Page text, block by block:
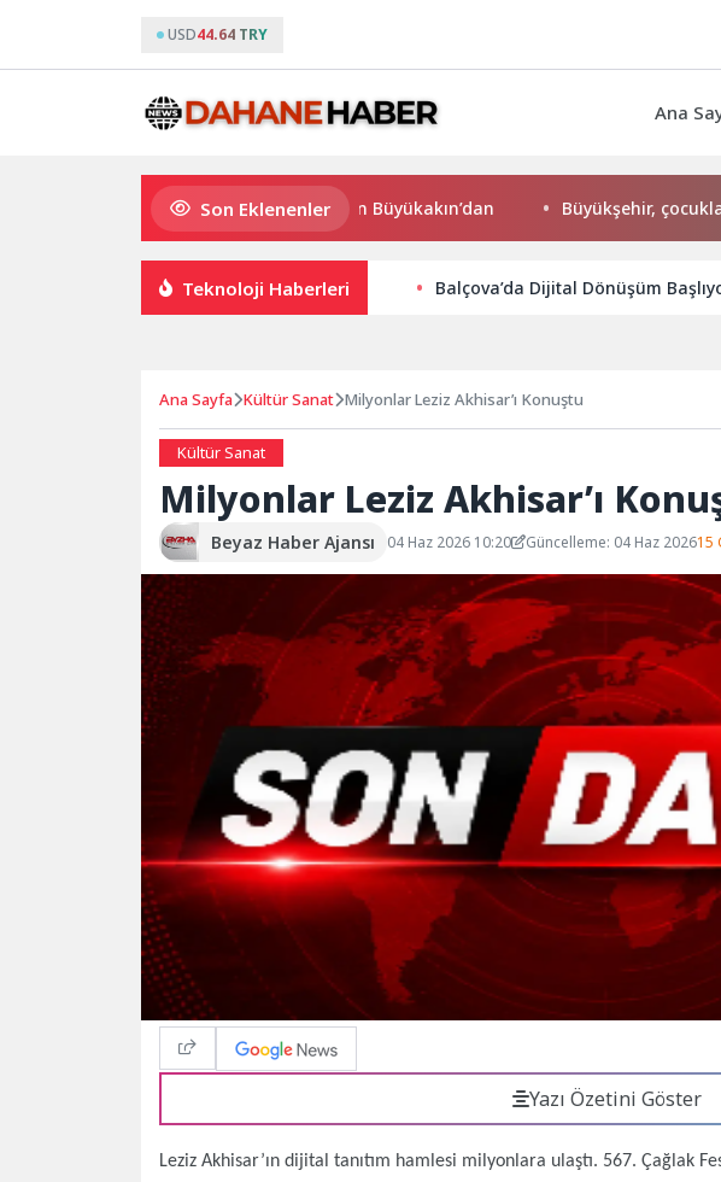
USD44.64 TRY
Ana
Son Eklenenler
Süper Enduro’da start Başkan Büyükakın’dan Büyükşehir, çocukları
Teknoloji Haberleri Balçova’da Dijital Dönüşüm
Ana Sayfa Kültür Sanat Milyonlar Leziz Akhisar’ı Konuştu
Kültür Sanat
Milyonlar Leziz Akhisar’ı
Beyaz Haber Ajansı 04 Haz 2026 10:20 Güncelleme: 04 Haz 202615
Yazı Özetini Göster
Leziz Akhisar’ın dijital tanıtım hamlesi milyonlara ulaştı. 567. Çağlak